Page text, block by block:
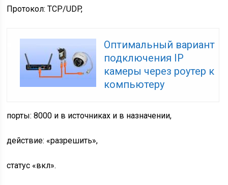
Протокол: TCP/UDP,
Оптимальный вариант
подключения IP
камеры через роутер к
компьютеру
порты: 8000 и в источниках и в назначении,
действие: «разрешить»,
статус «вкл».